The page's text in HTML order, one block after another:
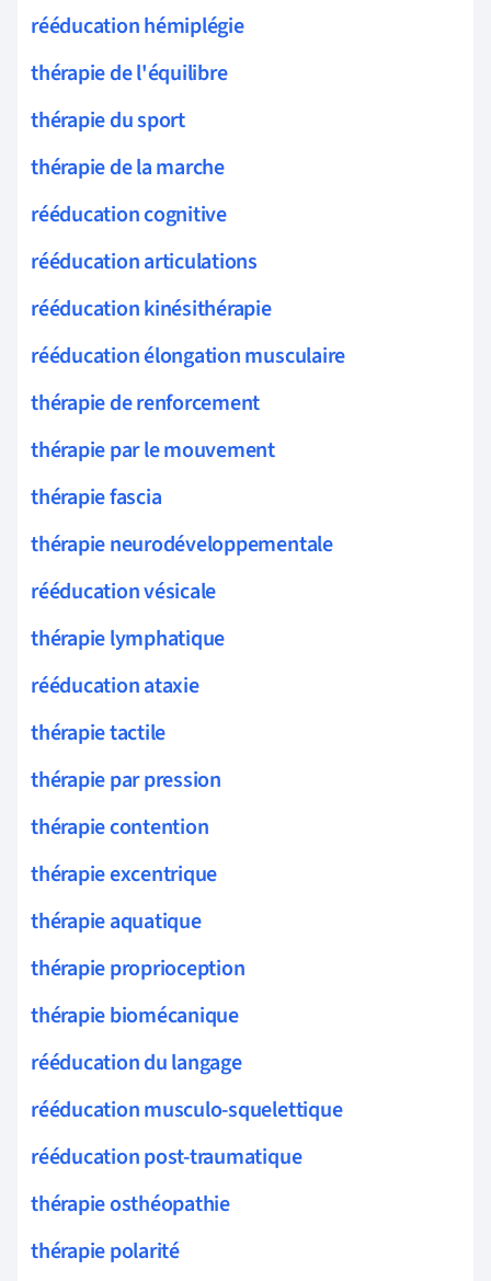
rééducation hémiplégie
thérapie de l'équilibre
thérapie du sport
thérapie de la marche
rééducation cognitive
rééducation articulations
rééducation kinésithérapie
rééducation élongation musculaire
thérapie de renforcement
thérapie par le mouvement
thérapie fascia
thérapie neurodéveloppementale
rééducation vésicale
thérapie lymphatique
rééducation ataxie
thérapie tactile
thérapie par pression
thérapie contention
thérapie excentrique
thérapie aquatique
thérapie proprioception
thérapie biomécanique
rééducation du langage
rééducation musculo-squelettique
rééducation post-traumatique
thérapie osthéopathie
thérapie polarité